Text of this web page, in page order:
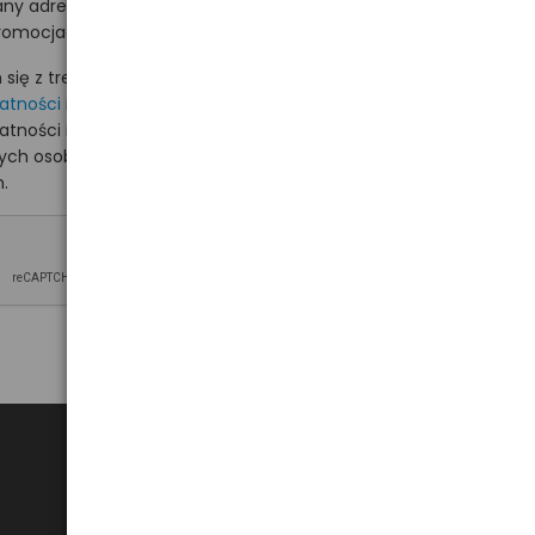
adres e-mail
na hurt.com.pl.
z treścią i akceptuję
i wyrażam zgodę
osobowych na